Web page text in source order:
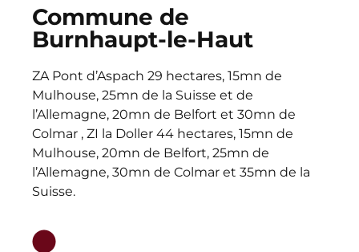
Commune de
Burnhaupt-le-Haut
ZA Pont d’Aspach 29 hectares, 15mn de
Mulhouse, 25mn de la Suisse et de
l’Allemagne, 20mn de Belfort et 30mn de
Colmar , ZI la Doller 44 hectares, 15mn de
Mulhouse, 20mn de Belfort, 25mn de
l’Allemagne, 30mn de Colmar et 35mn de la
Suisse.